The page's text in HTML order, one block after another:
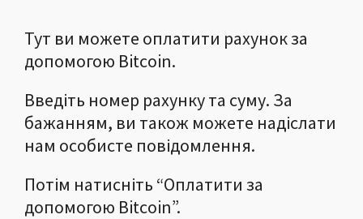
Тут ви можете оплатити рахунок за
допомогою Bitcoin.
Введіть номер рахунку та суму. За
бажанням, ви також можете надіслати
нам особисте повідомлення.
Потім натисніть “Оплатити за
допомогою Bitcoin”.